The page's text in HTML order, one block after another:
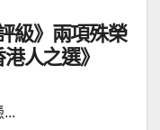
級》兩項殊榮
人之選》
...